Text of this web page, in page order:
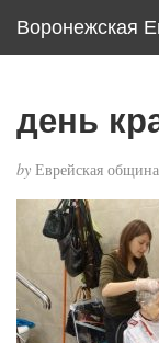
Воронежская
день
by Еврейская община